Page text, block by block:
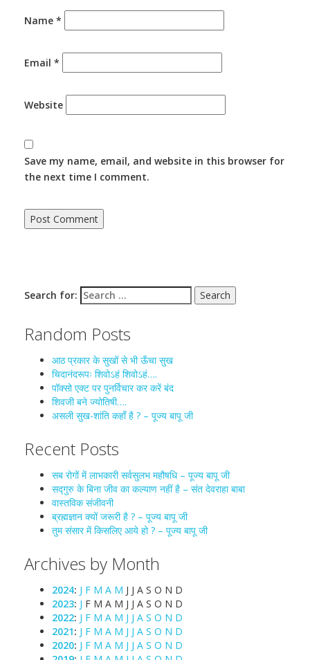
Name *
Email *
Website
Save my name, email, and website in this browser for
the next time I comment.
Search for:
Random Posts
आठ प्रकार के सुखों से भी ऊँचा सुख
चिदानंदरूपः शिवोઽहं शिवोઽहं….
पॉक्सो एक्ट पर पुनर्विचार कर करें बंद
शिवजी बने ज्योतिषी….
असली सुख-शांति कहाँ है ? – पूज्य बापू जी
Recent Posts
सब रोगों में लाभकारी सर्वसुलभ महौषधि – पूज्य बापू जी
सद्गुरु के बिना जीव का कल्याण नहीं है – संत देवराहा बाबा
वास्तविक संजीवनी
ब्रह्मज्ञान क्यों जरूरी है ? – पूज्य बापू जी
तुम संसार में किसलिए आये हो ? – पूज्य बापू जी
Archives by Month
2024: J F M A M J J A S O N D
2023: J F M A M J J A S O N D
2022: J F M A M J J A S O N D
2021: J F M A M J J A S O N D
2020: J F M A M J J A S O N D